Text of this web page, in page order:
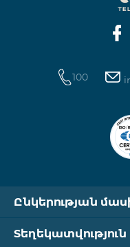
համապատասխան
ցանցին միացված
ը պետք է
100
Ընկերության
Տեղեկատվություն